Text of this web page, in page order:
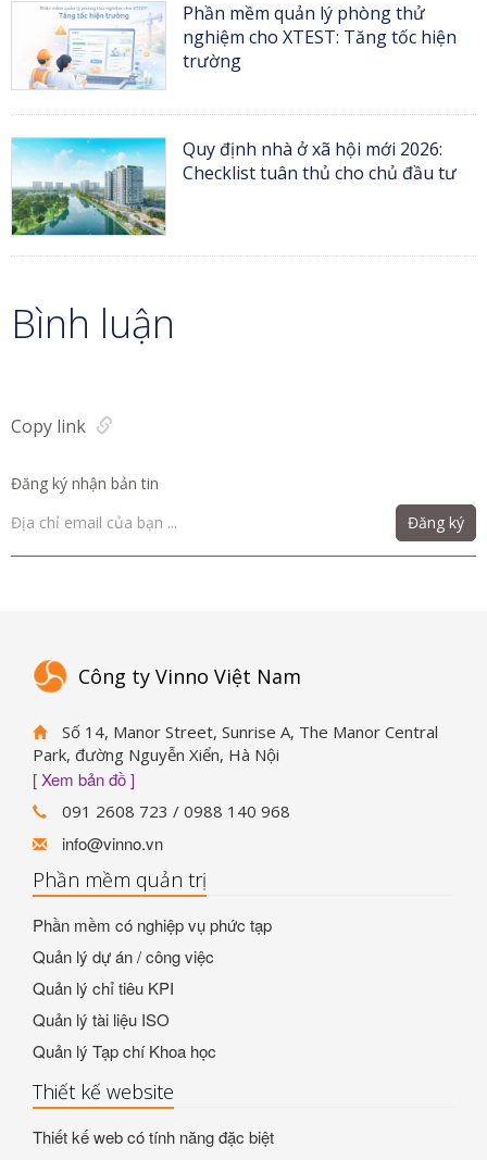
Phần mềm quản lý phòng thử
nghiệm cho XTEST: Tăng tốc hiện
trường
Quy định nhà ở xã hội mới 2026:
Checklist tuân thủ cho chủ đầu tư
Bình luận
Copy link
Đăng ký nhận bản tin
Đăng ký
Công ty Vinno Việt Nam
Số 14, Manor Street, Sunrise A, The Manor Central
Park, đường Nguyễn Xiển, Hà Nội
[ Xem bản đồ ]
091 2608 723 / 0988 140 968
info@vinno.vn
Phần mềm quản trị
Phần mềm có nghiệp vụ phức tạp
Quản lý dự án / công việc
Quản lý chỉ tiêu KPI
Quản lý tài liệu ISO
Quản lý Tạp chí Khoa học
Thiết kế website
Thiết kế web có tính năng đặc biệt